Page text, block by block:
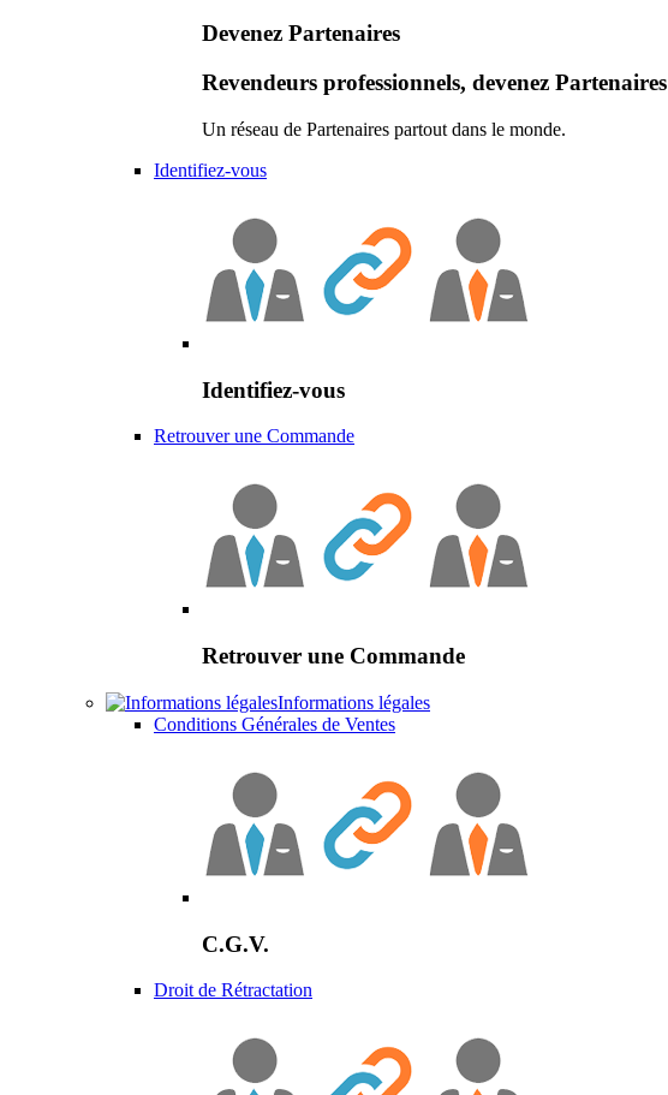
Devenez Partenaires
Revendeurs professionnels, devenez Partenaires
Un réseau de Partenaires partout dans le monde.
Identifiez-vous
Identifiez-vous
Retrouver une Commande
Retrouver une Commande
Informations légales
Conditions Générales de Ventes
C.G.V.
Droit de Rétractation